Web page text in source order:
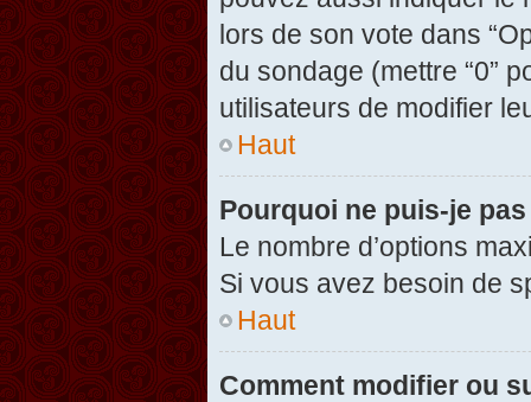
lors de son vote dans
du sondage (mettre “0”
utilisateurs de modifier
Haut
Pourquoi ne puis-je
Le nombre d’options
Si vous avez besoin de
Haut
Comment modifier ou